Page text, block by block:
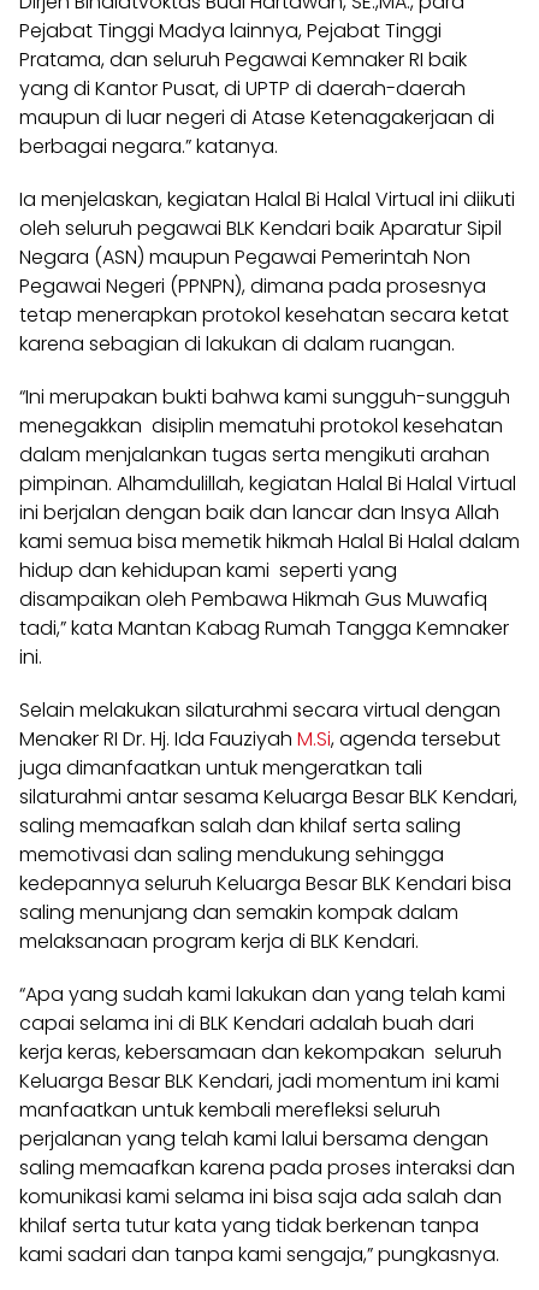
Pejabat Tinggi Madya lainnya, Pejabat Tinggi
Pratama, dan seluruh Pegawai Kemnaker RI baik
yang di Kantor Pusat, di UPTP di daerah-daerah
maupun di luar negeri di Atase Ketenagakerjaan di
berbagai negara.” katanya.
Ia menjelaskan, kegiatan Halal Bi Halal Virtual ini diikuti
oleh seluruh pegawai BLK Kendari baik Aparatur Sipil
Negara (ASN) maupun Pegawai Pemerintah Non
Pegawai Negeri (PPNPN), dimana pada prosesnya
tetap menerapkan protokol kesehatan secara ketat
karena sebagian di lakukan di dalam ruangan.
“Ini merupakan bukti bahwa kami sungguh-sungguh
menegakkan disiplin mematuhi protokol kesehatan
dalam menjalankan tugas serta mengikuti arahan
pimpinan. Alhamdulillah, kegiatan Halal Bi Halal Virtual
ini berjalan dengan baik dan lancar dan Insya Allah
kami semua bisa memetik hikmah Halal Bi Halal dalam
hidup dan kehidupan kami seperti yang
disampaikan oleh Pembawa Hikmah Gus Muwafiq
tadi,” kata Mantan Kabag Rumah Tangga Kemnaker
ini.
Selain melakukan silaturahmi secara virtual dengan
Menaker RI Dr. Hj. Ida Fauziyah M.Si, agenda tersebut
juga dimanfaatkan untuk mengeratkan tali
silaturahmi antar sesama Keluarga Besar BLK Kendari,
saling memaafkan salah dan khilaf serta saling
memotivasi dan saling mendukung sehingga
kedepannya seluruh Keluarga Besar BLK Kendari bisa
saling menunjang dan semakin kompak dalam
melaksanaan program kerja di BLK Kendari.
“Apa yang sudah kami lakukan dan yang telah kami
capai selama ini di BLK Kendari adalah buah dari
kerja keras, kebersamaan dan kekompakan seluruh
Keluarga Besar BLK Kendari, jadi momentum ini kami
manfaatkan untuk kembali merefleksi seluruh
perjalanan yang telah kami lalui bersama dengan
saling memaafkan karena pada proses interaksi dan
komunikasi kami selama ini bisa saja ada salah dan
khilaf serta tutur kata yang tidak berkenan tanpa
kami sadari dan tanpa kami sengaja,” pungkasnya.